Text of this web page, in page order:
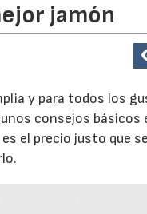
jamón
y para todos los
consejos básicos
el precio justo que